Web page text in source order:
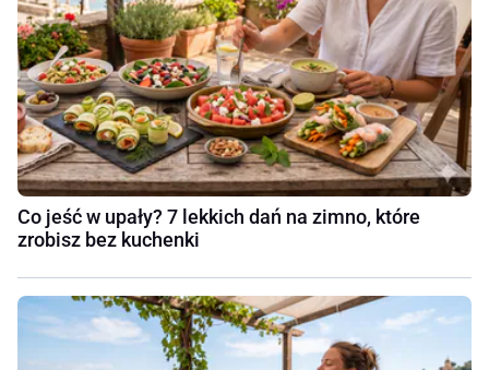
Co jeść w upały? 7 lekkich dań na zimno, które
zrobisz bez kuchenki